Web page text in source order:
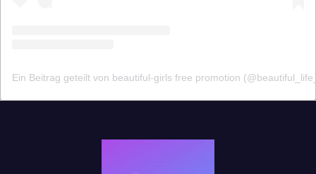
Ein Beitrag geteilt von beautiful-girls free promotion